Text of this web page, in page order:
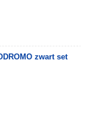
zwart set